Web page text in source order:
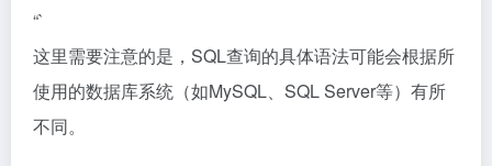
“`
这里需要注意的是，SQL查询的具体语法可能会根据所
使用的数据库系统（如MySQL、SQL Server等）有所
不同。